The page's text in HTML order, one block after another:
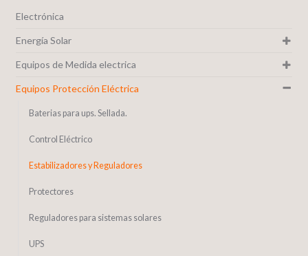
Electrónica
Energía Solar
Equipos de Medida electrica
Equipos Protección Eléctrica
Baterias para ups. Sellada.
Control Eléctrico
Estabilizadores y Reguladores
Protectores
Reguladores para sistemas solares
UPS